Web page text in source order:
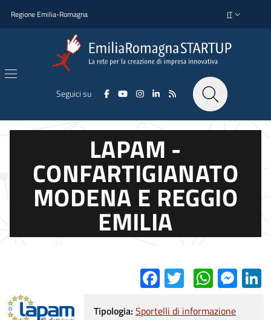
Regione Emilia-Romagna SELETTORE
IT
Seguici su
LAPAM -
CONFARTIGIANATO
MODENA E REGGIO
EMILIA
Facebook
Twitter
Tipologia:Sportelli di informazione